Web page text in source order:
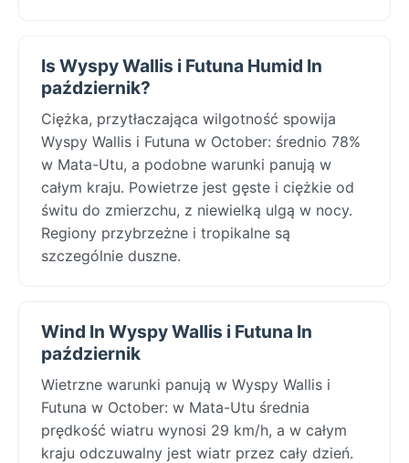
Is Wyspy Wallis i Futuna Humid In
październik?
Ciężka, przytłaczająca wilgotność spowija
Wyspy Wallis i Futuna w October: średnio 78%
w Mata-Utu, a podobne warunki panują w
całym kraju. Powietrze jest gęste i ciężkie od
świtu do zmierzchu, z niewielką ulgą w nocy.
Regiony przybrzeżne i tropikalne są
szczególnie duszne.
Wind In Wyspy Wallis i Futuna In
październik
Wietrzne warunki panują w Wyspy Wallis i
Futuna w October: w Mata-Utu średnia
prędkość wiatru wynosi 29 km/h, a w całym
kraju odczuwalny jest wiatr przez cały dzień.